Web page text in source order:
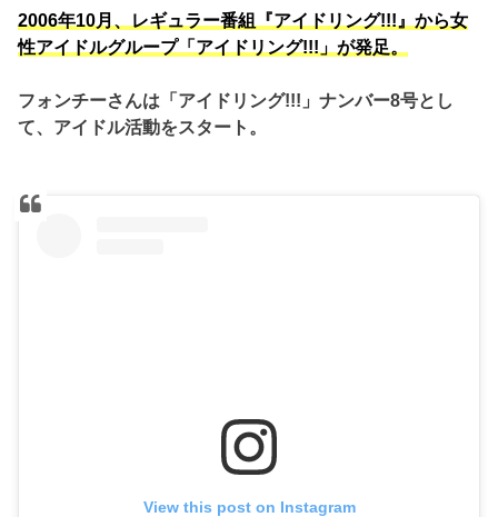
2006年10月、レギュラー番組『アイドリング!!!』から女
性アイドルグループ「アイドリング!!!」が発足。
フォンチーさんは「アイドリング!!!」ナンバー8号とし
て、アイドル活動をスタート。
View this post on Instagram